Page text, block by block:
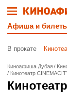
Афиша и
В прокате
Киноафиша Дубая
Кинотеатр